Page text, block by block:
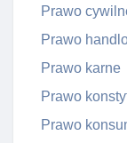
Prawo
Prawo
Prawo karne
Prawo
Prawo